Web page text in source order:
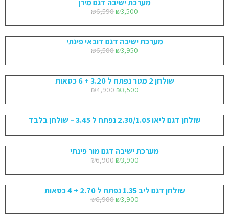
₪6,590 ₪3,500
מערכת ישיבה דגם דובאי פינתי
₪6,500 ₪3,950
שולחן 2 מטר נפתח ל 3.20 + 6 כסאות
₪4,900 ₪3,500
שולחן דגם ליאו 2.30/1.05 נפתח ל 3.45 – שולחן בלבד
מערכת ישיבה דגם מור פינתי
₪6,900 ₪3,900
שולחן דגם ליב 1.35 נפתח ל 2.70 + 4 כסאות
₪6,900 ₪3,900